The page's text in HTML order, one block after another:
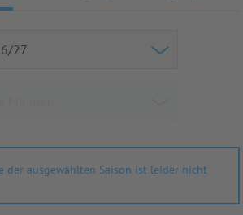
der ausgewählten Saison ist leider nicht